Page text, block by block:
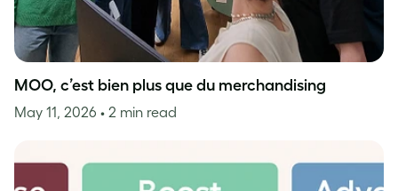
MOO, c’est bien plus que du merchandising
May 11, 2026 • 2 min read